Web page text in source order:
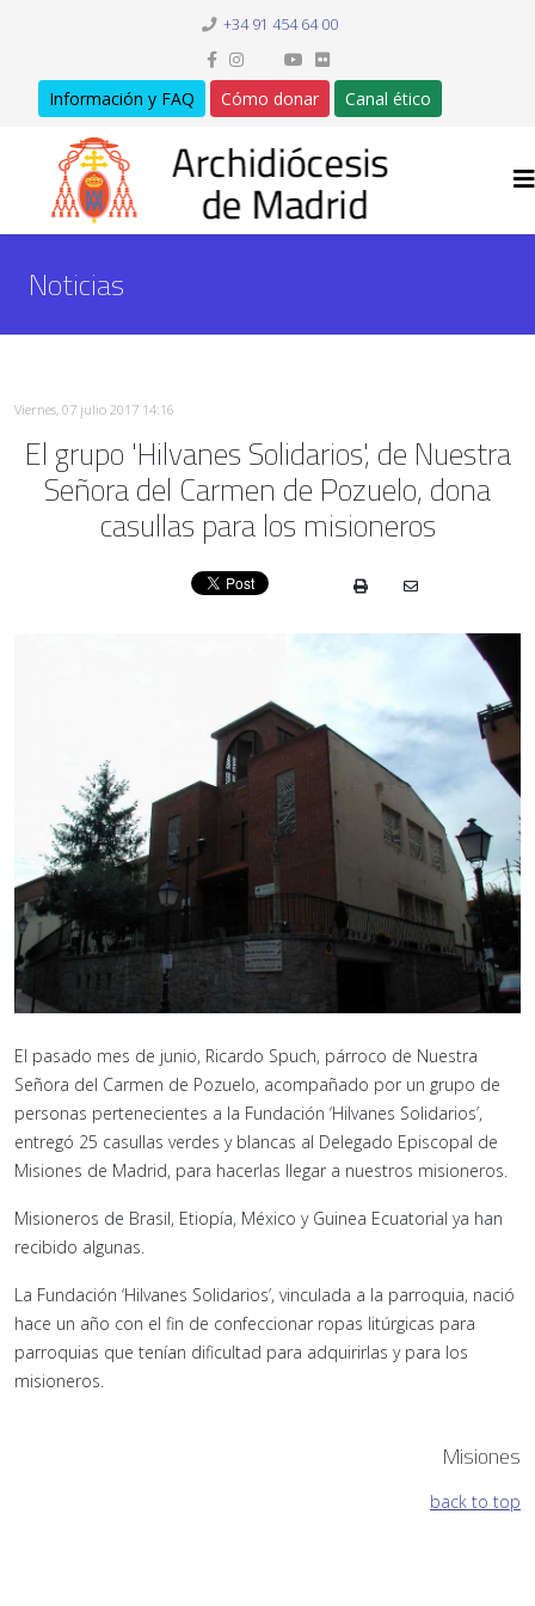
+34 91 454 64 00
Información y FAQ Cómo donar Canal ético
Noticias
Viernes, 07 julio 2017 14:16
El grupo 'Hilvanes Solidarios', de Nuestra
Señora del Carmen de Pozuelo, dona
casullas para los misioneros
El pasado mes de junio, Ricardo Spuch, párroco de Nuestra
Señora del Carmen de Pozuelo, acompañado por un grupo de
personas pertenecientes a la Fundación ‘Hilvanes Solidarios’,
entregó 25 casullas verdes y blancas al Delegado Episcopal de
Misiones de Madrid, para hacerlas llegar a nuestros misioneros.
Misioneros de Brasil, Etiopía, México y Guinea Ecuatorial ya han
recibido algunas.
La Fundación ‘Hilvanes Solidarios’, vinculada a la parroquia, nació
hace un año con el fin de confeccionar ropas litúrgicas para
parroquias que tenían dificultad para adquirirlas y para los
misioneros.
Misiones
back to top